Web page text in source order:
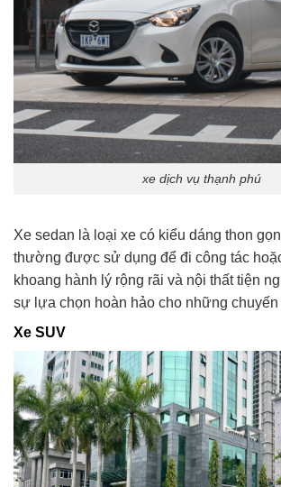
xe dịch vụ thạnh phú
Xe sedan là loại xe có kiểu dáng thon
thường được sử dụng để đi công tác
khoang hành lý rộng rãi và nội thất tiện
sự lựa chọn hoàn hảo cho những chuyến
Xe SUV